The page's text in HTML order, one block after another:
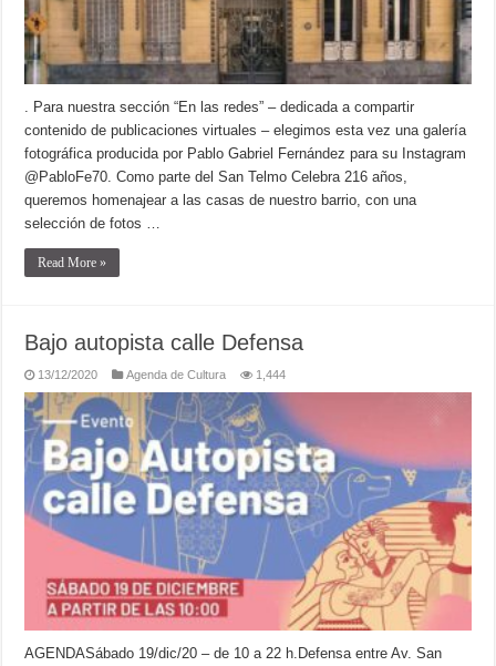
. Para nuestra sección “En las redes” – dedicada a compartir
contenido de publicaciones virtuales – elegimos esta vez una galería
fotográfica producida por Pablo Gabriel Fernández para su Instagram
@PabloFe70. Como parte del San Telmo Celebra 216 años,
queremos homenajear a las casas de nuestro barrio, con una
selección de fotos …
Read More »
Bajo autopista calle Defensa
13/12/2020 Agenda de Cultura 1,444
AGENDASábado 19/dic/20 – de 10 a 22 h.Defensa entre Av. San